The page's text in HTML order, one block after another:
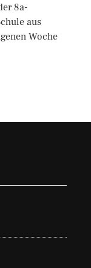
8a-
aus
Woche